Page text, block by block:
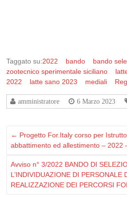
Taggato su:2022 bando bando
zootecnico sperimentale siciliano
2022
latte sano 2023 mediali
amministratore 6 Marzo 2023
← Progetto For.Italy corso per
abbattimento ed allestimento – 2022
Avviso n° 3/2022 BANDO DI
L’INDIVIDUAZIONE DI PERSONALE
REALIZZAZIONE DEI PERCORSI